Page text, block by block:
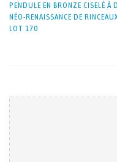
PENDULE EN BRONZE CISELÉ À
NÉO-RENAISSANCE DE
LOT 170